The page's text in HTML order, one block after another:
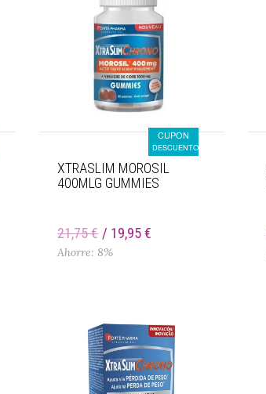
CUPON
DESCUENTO
XTRASLIM MOROSIL
400MLG GUMMIES
21,75 € 19,95 €
Ahorre: 8%